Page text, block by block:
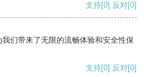
支持[0] 反对[0]
们带来了无限的流畅体验和安全性保
支持[0] 反对[0]